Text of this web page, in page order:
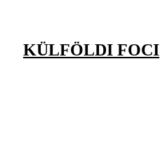
KÜLFÖLDI FOCI